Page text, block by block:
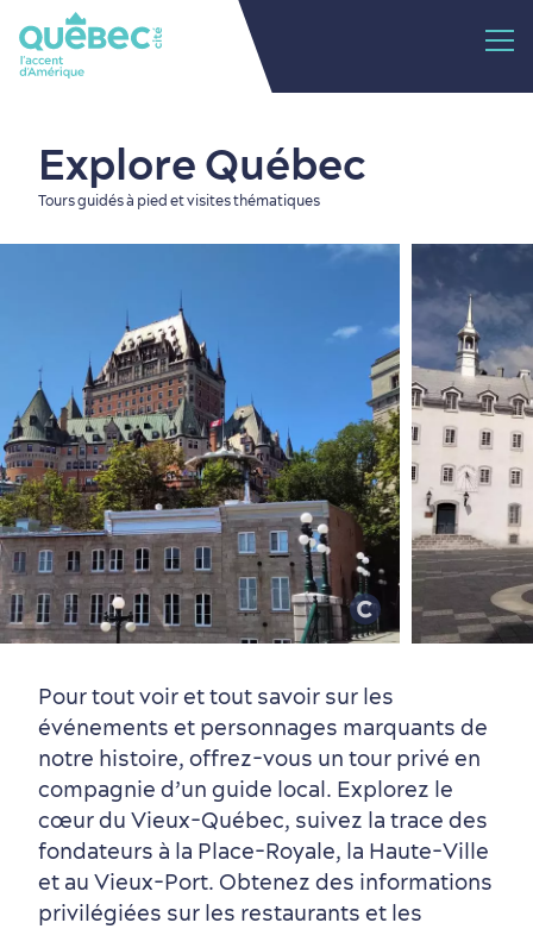
Vieux-Québec
Quartiers centraux
Incontournables
Quoi faire en août
7 expériences gourmandes
Produits locaux
Où dormir?
Vieux-Québec
Forfaits et rabais
Itinéraires
Explore Québec
Tours guidés à pied et visites thématiques
Pour tout voir et tout savoir sur les
événements et personnages marquants de
notre histoire, offrez-vous un tour privé en
compagnie d’un guide local. Explorez le
cœur du Vieux-Québec, suivez la trace des
fondateurs à la Place-Royale, la Haute-Ville
et au Vieux-Port. Obtenez des informations
privilégiées sur les restaurants et les